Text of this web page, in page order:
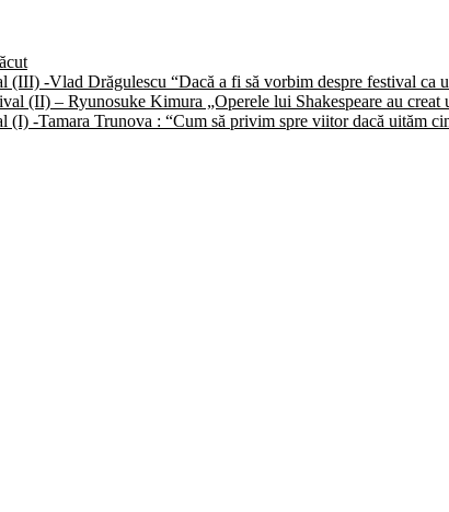
(III) -Vlad Drăgulescu “Dacă a fi să vorbim despre festival
(II) – Ryunosuke Kimura „Operele lui Shakespeare au
(I) -Tamara Trunova : “Cum să privim spre viitor dacă uităm